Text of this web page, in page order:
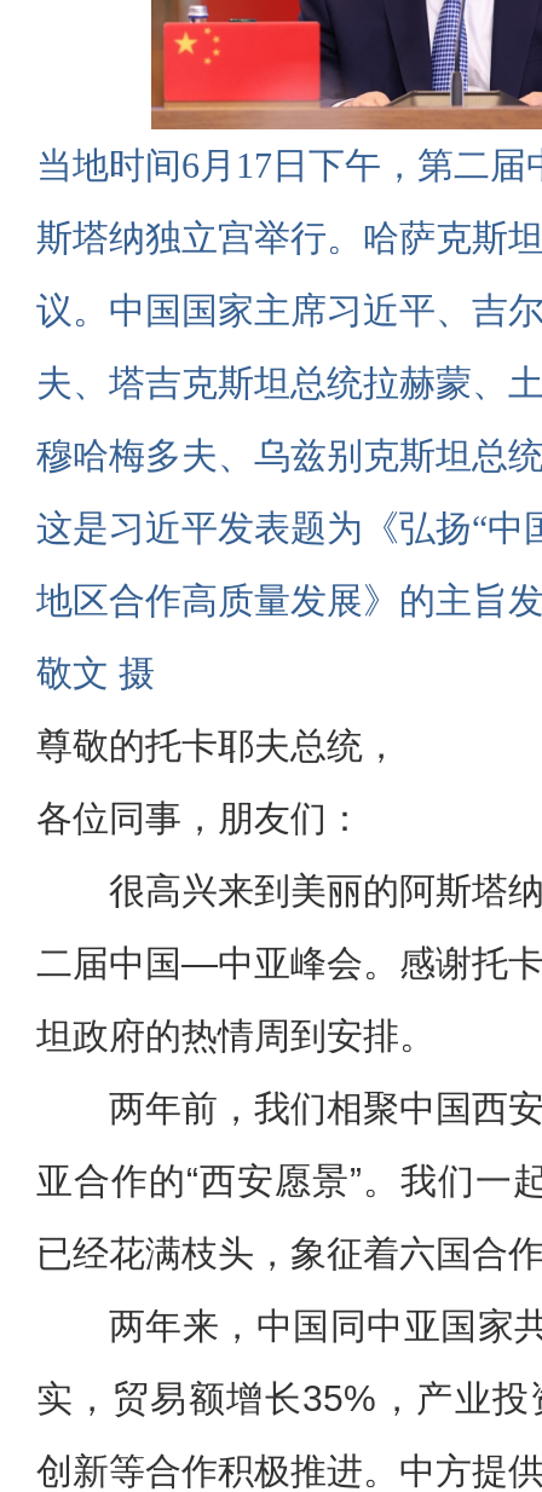
当地时间6月17日下午，第二
斯塔纳独立宫举行。哈萨克斯
议。中国国家主席习近平、吉
夫、塔吉克斯坦总统拉赫蒙、
穆哈梅多夫、乌兹别克斯坦总
这是习近平发表题为《弘扬“
地区合作高质量发展》的主旨
敬文 摄
尊敬的托卡耶夫总统，
各位同事，朋友们：
很高兴来到美丽的阿斯塔
二届中国—中亚峰会。感谢托
坦政府的热情周到安排。
两年前，我们相聚中国西
亚合作的“西安愿景”。我们一
已经花满枝头，象征着六国合
两年来，中国同中亚国家
实，贸易额增长35%，产业
创新等合作积极推进。中方提